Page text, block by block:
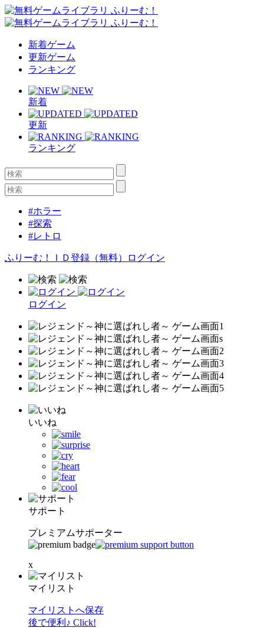
新着ゲーム
更新ゲーム
ランキング
新着
更新
ランキング
#ホラー
#探索
#レトロ
ふりーむ！ＩＤ登録（無料） ログイン
ログイン
いいね
サポート
プレミアムサポーター
x
マイリスト
マイリストへ保存
後で便利♪ Click!